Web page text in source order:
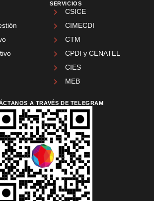
SERVICIOS
CSICE
CIMECDI
CTM
CPDI y CENATEL
CIES
MEB
A TRAVÉS DE TELEGRAM